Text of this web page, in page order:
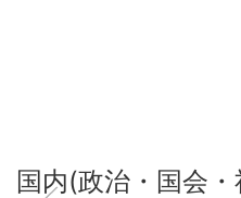
国内(政治・国会